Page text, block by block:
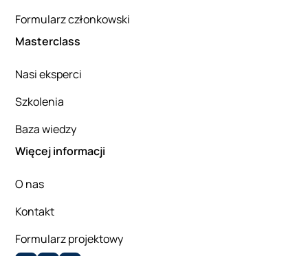
Formularz członkowski
Masterclass
Nasi eksperci
Szkolenia
Baza wiedzy
Więcej informacji
O nas
Kontakt
Formularz projektowy